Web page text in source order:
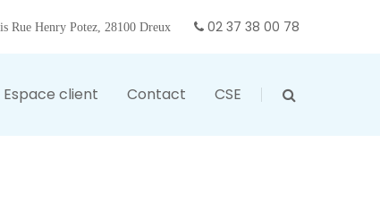
Rue Henry Potez, 28100 Dreux 02 37 38 00 78
Espace client Contact CSE